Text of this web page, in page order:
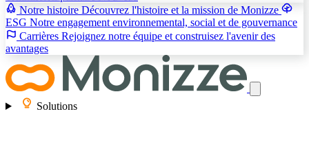
Notre histoire Découvrez l'histoire et la mission de Monizze
ESG Notre engagement environnemental, social et de gouvernance
Carrières Rejoignez notre équipe et construisez l'avenir des
avantages
Solutions